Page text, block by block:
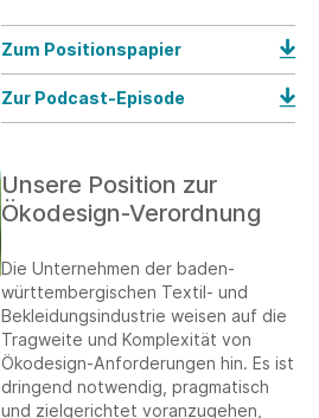
Zum Positionspapier
Zur Podcast-Episode
Unsere Position zur
Ökodesign-Verordnung
Die Unternehmen der baden-
württembergischen Textil- und
Bekleidungsindustrie weisen auf die
Tragweite und Komplexität von
Ökodesign-Anforderungen hin. Es ist
dringend notwendig, pragmatisch
und zielgerichtet voranzugehen,